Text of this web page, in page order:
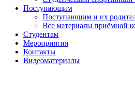
Поступающим
Поступающим и их
Все материалы приёмной
Студентам
Мероприятия
Контакты
Видеоматериалы